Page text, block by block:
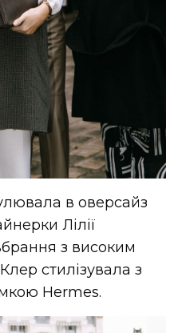
в оверсайз
Лілії
з високим
стилізувала з
Hermes.